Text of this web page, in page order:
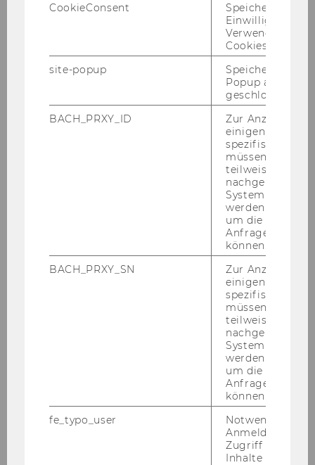
Institut Transportwirtschaft und
Logistik
Mailingliste
CookieConsent
Speichert Ihre
Einwilligung zur
Verwendung von
Cookies.
site-popup
Speichert ob ein
Popup
geschlossen
BACH_PRXY_ID
Zur Anzeige von
einigen WU-
spezifischen
müssen
teilweise von
nachgelagerten
System
werden.
um die Antwort
Anfrage
können.
BACH_PRXY_SN
Zur Anzeige von
einigen WU-
spezifischen
müssen
teilweise von
nachgelagerten
System
werden.
um die Antwort
Anfrage
können.
fe_typo_user
Notwendig für
Anmeldung und
Zugriff auf
Inhalte oder zur